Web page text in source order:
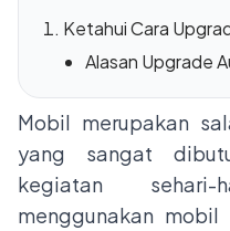
Ketahui Cara
Alasan Upgrade
Mobil merupakan
yang sangat
kegiatan
menggunakan